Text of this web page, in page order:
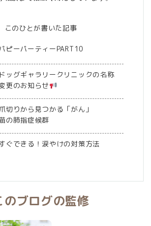
このひとが書いた記事
ピーパーティーPART10
ドッグギャラリークリニックの名称
更のお知らせ
切りから見つかる「がん」
の肺指症候群
ぐできる！涙やけの対策方法
のブログの監修